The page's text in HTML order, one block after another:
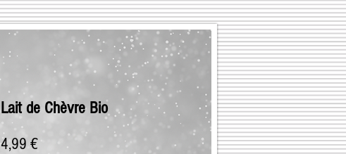
Lait de Chèvre Bio
4,99 €Prix